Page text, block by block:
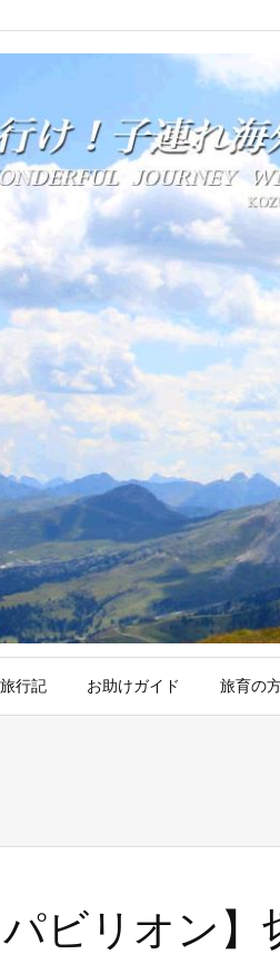
行記 お助けガイド 旅育の
パビリオン